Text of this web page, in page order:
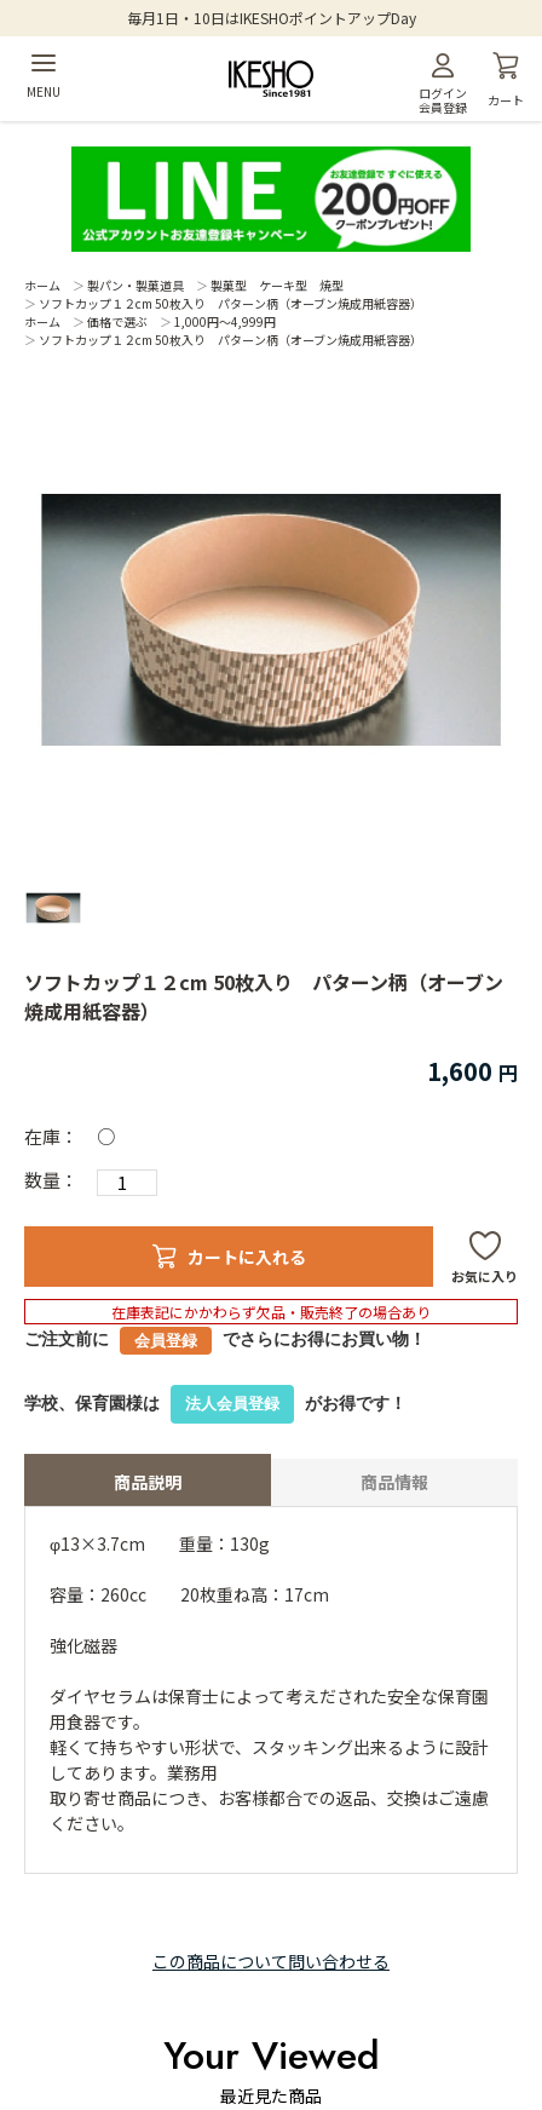
毎月1日・10日はIKESHOポイントアップDay
MENU
ログイン
会員登録
カート
ホーム ＞ 製パン・製菓道具 ＞ 製菓型 ケーキ型 焼型
＞ ソフトカップ１２cm 50枚入り パターン柄（オーブン焼成用紙容器）
ホーム
＞ 価格で選ぶ ＞ 1,000円～4,999円
＞ ソフトカップ１２cm 50枚入り パターン柄（オーブン焼成用紙容器）
ソフトカップ１２cm 50枚入り パターン柄（オーブン
焼成用紙容器）
1,600
在庫：
○
数量：
カートに入れる
お気に入り
在庫表記にかかわらず欠品・販売終了の場合あり
ご注文前に 会員登録 でさらにお得にお買い物！
学校、保育園様は 法人会員登録 がお得です！
商品説明 商品情報
φ13×3.7cm 重量：130g
容量：260cc 20枚重ね高：17cm
強化磁器
ダイヤセラムは保育士によって考えだされた安全な保育園
用食器です。
軽くて持ちやすい形状で、スタッキング出来るように設計
してあります。業務用
取り寄せ商品につき、お客様都合での返品、交換はご遠慮
ください。
この商品について問い合わせる
Your Viewed
最近見た商品